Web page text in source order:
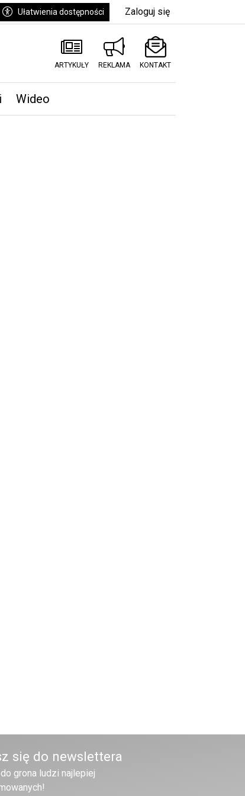
Ułatwienia dostępności Zaloguj się
ARTYKUŁY REKLAMA KONTAKT
Wideo
się do newslettera
grona ludzi najlepiej